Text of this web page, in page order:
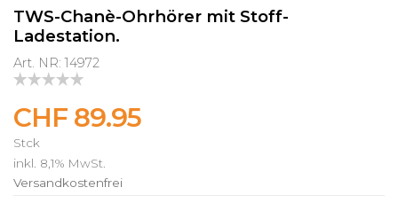
TWS-Chanè-Ohrhörer mit Stoff-
Ladestation.
Art. NR: 14972
CHF 89.95
Stck
inkl. 8,1% MwSt.
Versandkostenfrei